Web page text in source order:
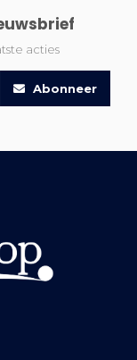
acties
Abonneer